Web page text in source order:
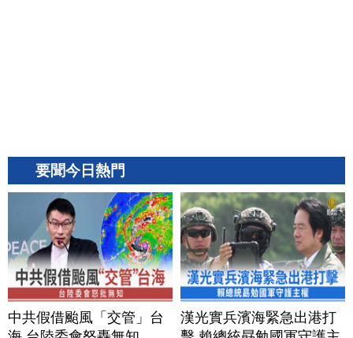
要聞今日熱門
中共假借颱風「交管」台
漢光實兵濱海緊急出港打